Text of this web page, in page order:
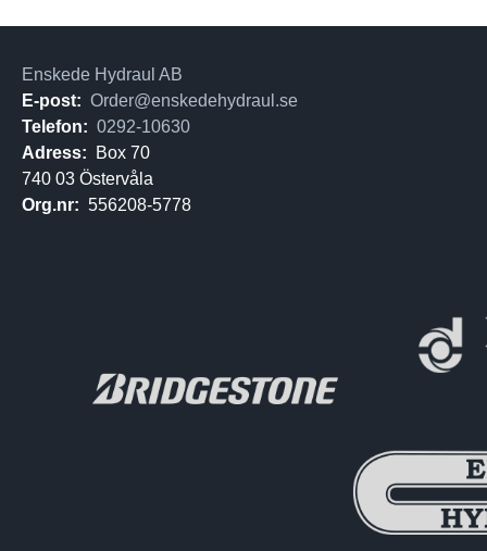
Enskede Hydraul AB
E-post: Order@enskedehydraul.se
Telefon: 0292-10630
Adress:
Box 70
740 03 Östervåla
Org.nr: 556208-5778